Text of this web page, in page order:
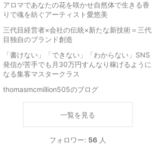
アロマであなたの花を咲かせ自然体で生きる香
りで魂を紡ぐアーティスト愛悠美
三代目経営者×会社の伝統×新たな新技術＝三代
目独自のブランド創造
「書けない」「できない」「わからない」SNS
発信が苦手でも月30万円すんなり稼げるように
なる集客マスタークラス
thomasmcmillion505のブログ
一覧を見る
フォロワー: 56 人